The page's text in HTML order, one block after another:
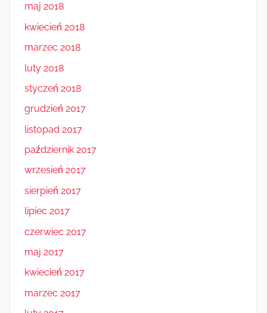
maj 2018
kwiecień 2018
marzec 2018
luty 2018
styczeń 2018
grudzień 2017
listopad 2017
październik 2017
wrzesień 2017
sierpień 2017
lipiec 2017
czerwiec 2017
maj 2017
kwiecień 2017
marzec 2017